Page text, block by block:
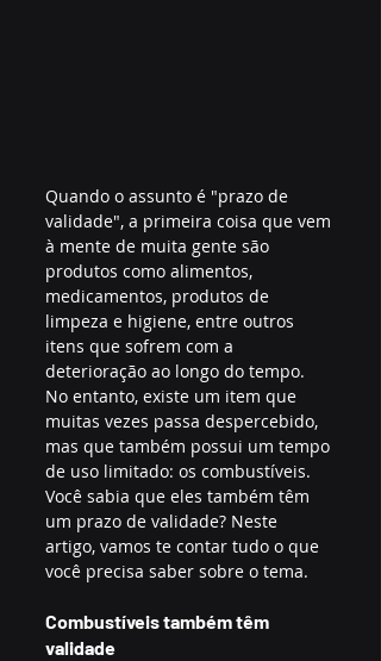
Quando o assunto é "prazo de
validade", a primeira coisa que vem
à mente de muita gente são
produtos como alimentos,
medicamentos, produtos de
limpeza e higiene, entre outros
itens que sofrem com a
deterioração ao longo do tempo.
No entanto, existe um item que
muitas vezes passa despercebido,
mas que também possui um tempo
de uso limitado: os combustíveis.
Você sabia que eles também têm
um prazo de validade? Neste
artigo, vamos te contar tudo o que
você precisa saber sobre o tema.
Combustíveis também têm
validade